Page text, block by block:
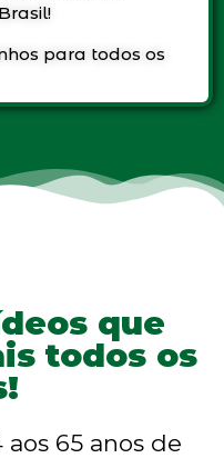
para todos os
que
todos os
65 anos de